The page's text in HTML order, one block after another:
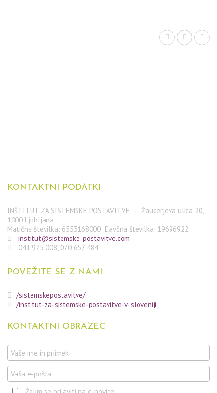
KONTAKTNI PODATKI
INŠTITUT ZA SISTEMSKE POSTAVITVE – Žaucerjeva ulica 20,
1000 Ljubljana
Matična številka: 6553168000 Davčna številka: 19696922
institut@sistemske-postavitve.com
041 975 008, 070 657 484
POVEŽITE SE Z NAMI
/sistemskepostavitve/
/institut-za-sistemske-postavitve-v-sloveniji
KONTAKTNI OBRAZEC